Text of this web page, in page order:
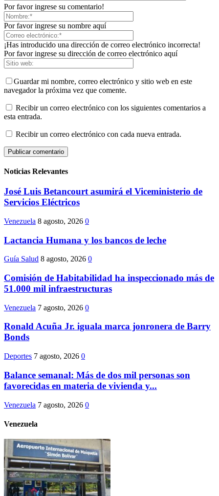
Por favor ingrese su comentario!
Por favor ingrese su nombre aquí
¡Has introducido una dirección de correo electrónico incorrecta!
Por favor ingrese su dirección de correo electrónico aquí
Guardar mi nombre, correo electrónico y sitio web en este
navegador la próxima vez que comente.
Recibir un correo electrónico con los siguientes comentarios a
esta entrada.
Recibir un correo electrónico con cada nueva entrada.
Noticias Relevantes
José Luis Betancourt asumirá el Viceministerio de
Servicios Eléctricos
Venezuela 8 agosto, 2026 0
Lactancia Humana y los bancos de leche
Guía Salud 8 agosto, 2026 0
Comisión de Habitabilidad ha inspeccionado más de
51.000 mil infraestructuras
Venezuela 7 agosto, 2026 0
Ronald Acuña Jr. iguala marca jonronera de Barry
Bonds
Deportes 7 agosto, 2026 0
Balance semanal: Más de dos mil personas son
favorecidas en materia de vivienda y...
Venezuela 7 agosto, 2026 0
Venezuela